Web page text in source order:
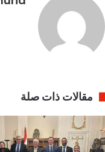
مقالات ذات صلة